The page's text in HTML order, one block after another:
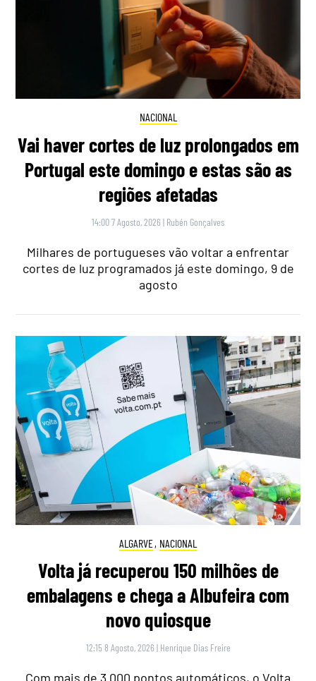
NACIONAL
Vai haver cortes de luz prolongados em
Portugal este domingo e estas são as
regiões afetadas
14:00 7 Agosto, 2026 | Rubén Gonçalves
Milhares de portugueses vão voltar a enfrentar
cortes de luz programados já este domingo, 9 de
agosto
ALGARVE, NACIONAL
Volta já recuperou 150 milhões de
embalagens e chega a Albufeira com
novo quiosque
12:15 8 Agosto, 2026 | Henrique Dias Freire
Com mais de 3.000 pontos automáticos, o Volta